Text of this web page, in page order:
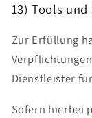
13) Tools
Zur Erfüllung
Dienstleister
Sofern hierbei